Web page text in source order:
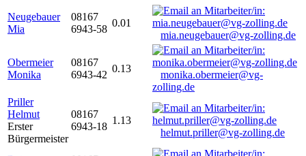
Neugebauer
Mia
08167
6943-58
0.01
mia.neugebauer@vg-zolling.de
Obermeier
Monika
08167
6943-42
0.13
monika.obermeier@vg-
zolling.de
Priller
Helmut
Erster
Bürgermeister
08167
6943-18
1.13
helmut.priller@vg-zolling.de